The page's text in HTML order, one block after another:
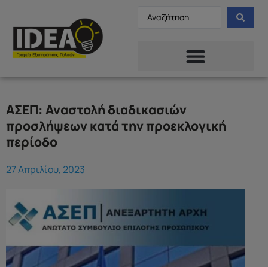
ΑΣΕΠ: Αναστολή διαδικασιών
προσλήψεων κατά την προεκλογική
περίοδο
27 Απριλίου, 2023